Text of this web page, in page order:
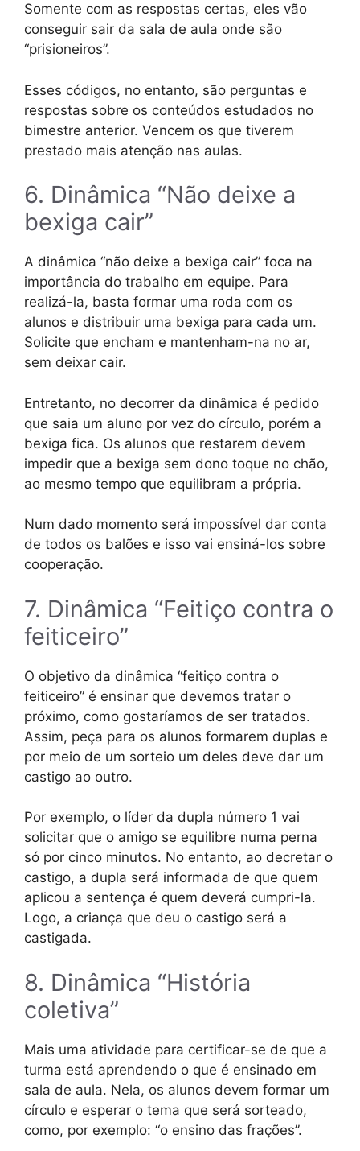
Somente com as respostas certas, eles vão
conseguir sair da sala de aula onde são
“prisioneiros”.
Esses códigos, no entanto, são perguntas e
respostas sobre os conteúdos estudados no
bimestre anterior. Vencem os que tiverem
prestado mais atenção nas aulas.
6. Dinâmica “Não deixe a
bexiga cair”
A dinâmica “não deixe a bexiga cair” foca na
importância do trabalho em equipe. Para
realizá-la, basta formar uma roda com os
alunos e distribuir uma bexiga para cada um.
Solicite que encham e mantenham-na no ar,
sem deixar cair.
Entretanto, no decorrer da dinâmica é pedido
que saia um aluno por vez do círculo, porém a
bexiga fica. Os alunos que restarem devem
impedir que a bexiga sem dono toque no chão,
ao mesmo tempo que equilibram a própria.
Num dado momento será impossível dar conta
de todos os balões e isso vai ensiná-los sobre
cooperação.
7. Dinâmica “Feitiço contra o
feiticeiro”
O objetivo da dinâmica “feitiço contra o
feiticeiro” é ensinar que devemos tratar o
próximo, como gostaríamos de ser tratados.
Assim, peça para os alunos formarem duplas e
por meio de um sorteio um deles deve dar um
castigo ao outro.
Por exemplo, o líder da dupla número 1 vai
solicitar que o amigo se equilibre numa perna
só por cinco minutos. No entanto, ao decretar o
castigo, a dupla será informada de que quem
aplicou a sentença é quem deverá cumpri-la.
Logo, a criança que deu o castigo será a
castigada.
8. Dinâmica “História
coletiva”
Mais uma atividade para certificar-se de que a
turma está aprendendo o que é ensinado em
sala de aula. Nela, os alunos devem formar um
círculo e esperar o tema que será sorteado,
como, por exemplo: “o ensino das frações”.